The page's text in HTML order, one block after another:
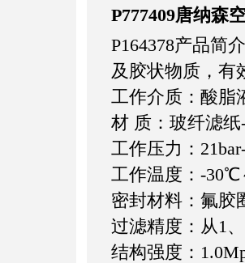
P777409唐纳森
P164378产品简
及胶状物质，有
工作介质：酸脂
材 质：玻纤滤
工作压力：
工作温度：-
密封材料：氟胶
过滤精度：从1
结构强度：